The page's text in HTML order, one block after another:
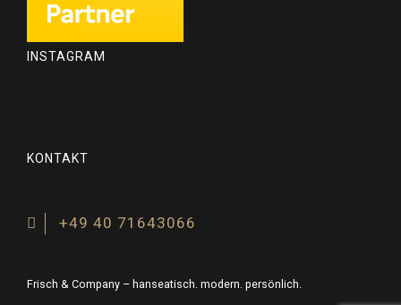
INSTAGRAM
KONTAKT
+49 40 71643066
Frisch & Company – hanseatisch. modern. persönlich.